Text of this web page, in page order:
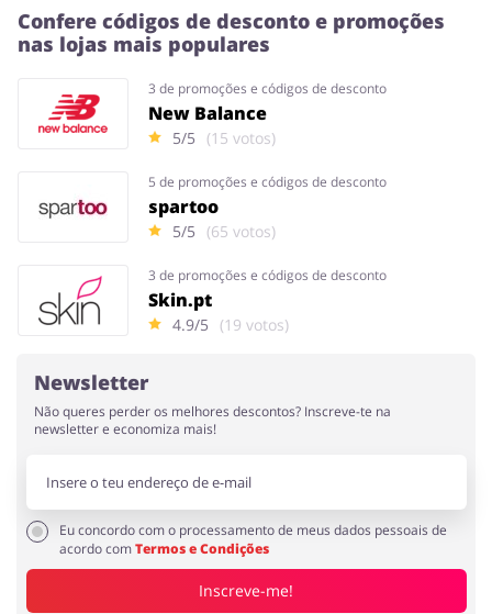
Confere códigos de desconto e promoções
nas lojas mais populares
3 de promoções e códigos de desconto
New Balance
5/5 (15 votos)
5 de promoções e códigos de desconto
spartoo
5/5 (65 votos)
3 de promoções e códigos de desconto
Skin.pt
4.9/5 (19 votos)
Newsletter
Não queres perder os melhores descontos? Inscreve-te na
newsletter e economiza mais!
Eu concordo com o processamento de meus dados pessoais de
acordo comTermos e Condições
Inscreve-me!